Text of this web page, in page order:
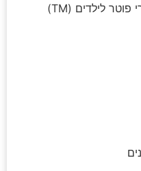
תחפושת רישמית מקורית של הארי פוטר לילדים (TM)